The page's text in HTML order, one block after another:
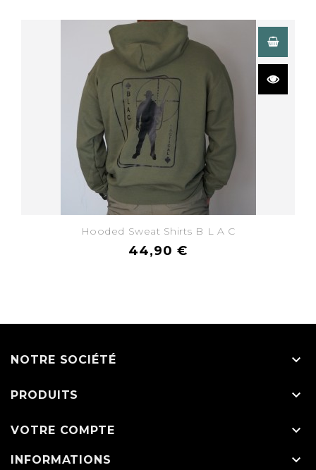
Hooded Sweat Shirts B L A C
44,90 €
NOTRE SOCIÉTÉ 
PRODUITS 
VOTRE COMPTE 
INFORMATIONS 